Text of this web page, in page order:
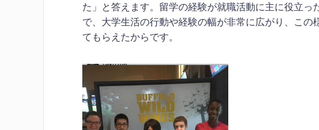
た」と答えます。留学の経験が就職活動に主に役立っ
で、大学生活の行動や経験の幅が非常に広がり、この
てもらえたからです。